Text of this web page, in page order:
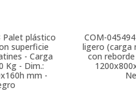
Palet plástico
superficie
- Carga
Kg - Dim.:
mm -
COM-045494
ligero (carga
con